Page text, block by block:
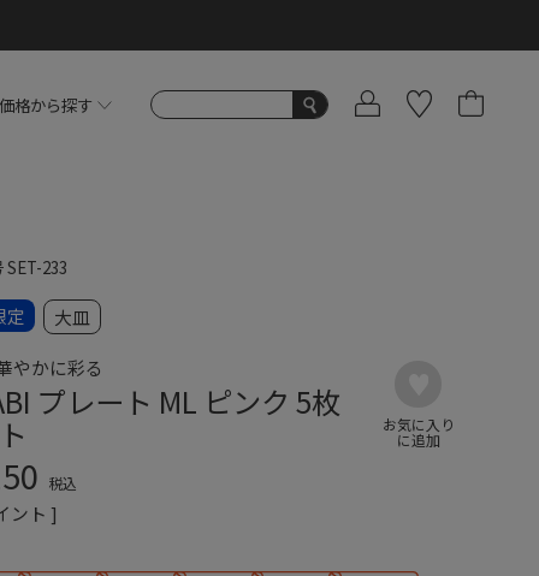
価格から探す
SET-233
定 大皿
やかに彩る
プレート ML ピンク 5枚
税込
ント ]